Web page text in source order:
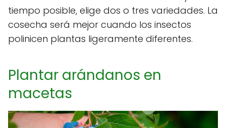
tiempo posible, elige dos o tres variedades. La
cosecha será mejor cuando los insectos
polinicen plantas ligeramente diferentes.
Plantar arándanos en
macetas